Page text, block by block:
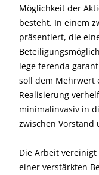
Möglichkeit der
besteht. In einem
präsentiert, die
lege ferenda
soll dem Mehrwert
Realisierung
minimalinvasiv in
zwischen Vorstand
Die Arbeit
einer verstärkten